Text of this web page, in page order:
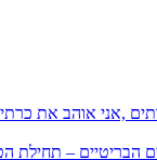
,אני אוהב את
הבריטיים – תחילת